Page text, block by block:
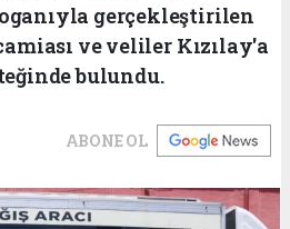
gerçekleştirilen
ve veliler Kızılay'a
bulundu.
ABONE OL